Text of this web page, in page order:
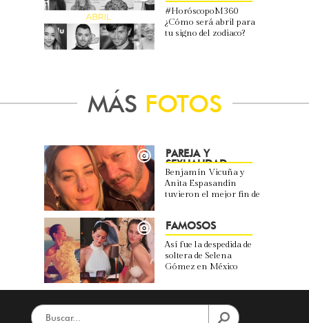
#HoróscopoM360
¿Cómo será abril para
tu signo del zodiaco?
MÁS FOTOS
PAREJA Y
SEXUALIDAD
Benjamín Vicuña y
Anita Espasandín
tuvieron el mejor fin de
FAMOSOS
Así fue la despedida de
soltera de Selena
Gómez en México